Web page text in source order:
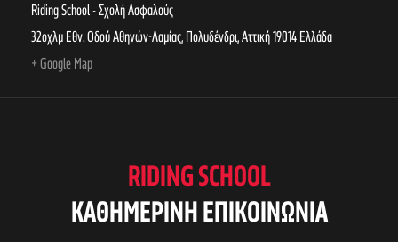
Riding School - Σχολή Ασφαλούς
32οχλμ Εθν. Οδού Αθηνών-Λαμίας, Πολυδένδρι,Αττική19014Ελλάδα
+ Google Map
RIDING SCHOOL
KAΘΗΜΕΡΙΝΗ ΕΠΙΚΟΙΝΩΝΙΑ